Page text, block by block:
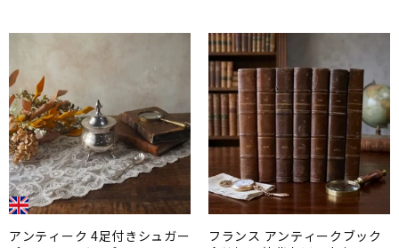
アンティーク 4足付きシュガー
フランス アンティークブック